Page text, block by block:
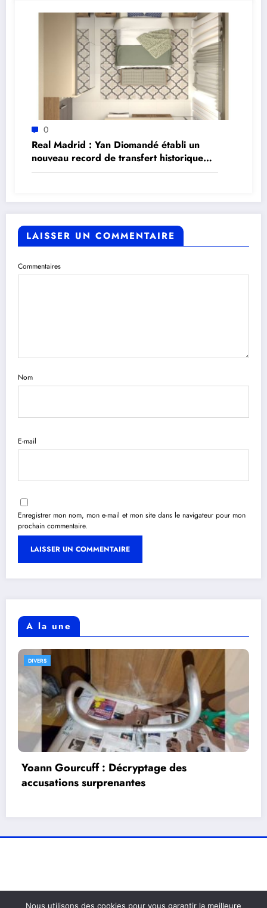
0
Real Madrid : Yan Diomandé établi un
nouveau record de transfert historique
pour le club espagnol
LAISSER UN COMMENTAIRE
Commentaires
Nom
E-mail
Enregistrer mon nom, mon e-mail et mon site dans le navigateur pour mon
prochain commentaire.
A la une
Nous utilisons des cookies pour vous garantir la meilleure